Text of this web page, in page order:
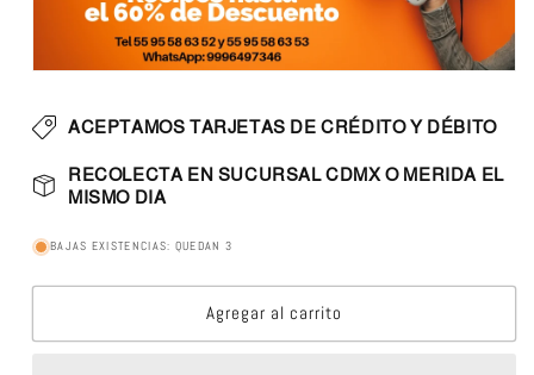
ACEPTAMOS TARJETAS DE CRÉDITO Y DÉBITO
RECOLECTA EN SUCURSAL CDMX O MERIDA EL
MISMO DIA
BAJAS EXISTENCIAS: QUEDAN 3
Agregar al carrito